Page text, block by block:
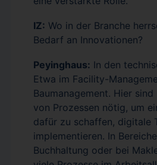
IZ: Wo in der Branche
Bedarf an Innovationen?
Peyinghaus: In den
Etwa im Facility-
Baumanagement. Hier
von Prozessen nötig, um
dafür zu schaffen, digitale
implementieren. In
Buchhaltung oder bei